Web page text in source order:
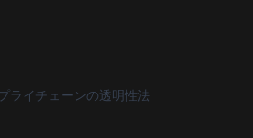
ライチェーンの透明性法